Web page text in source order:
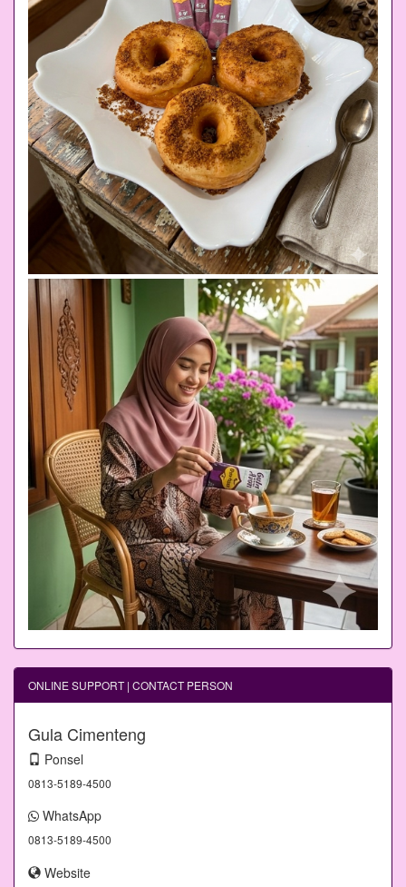
ONLINE SUPPORT | CONTACT PERSON
Gula Cimenteng
Ponsel
0813-5189-4500
WhatsApp
0813-5189-4500
Website